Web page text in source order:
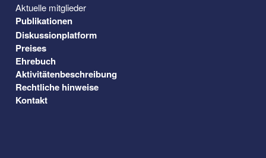
Aktuelle mitglieder
Publikationen
Diskussionplatform
Preises
Ehrebuch
Aktivitätenbeschreibung
Rechtliche hinweise
Kontakt